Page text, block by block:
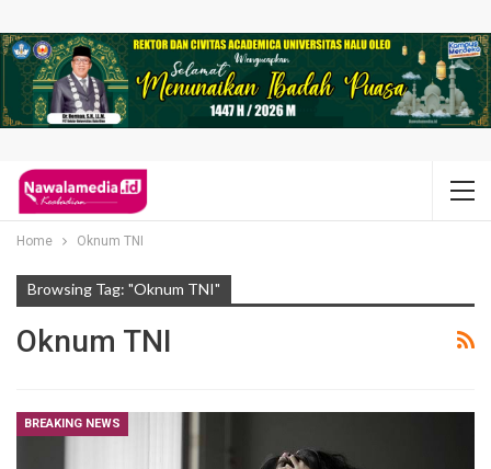
Home Oknum TNI
Browsing Tag: "Oknum TNI"
Oknum TNI
BREAKING NEWS